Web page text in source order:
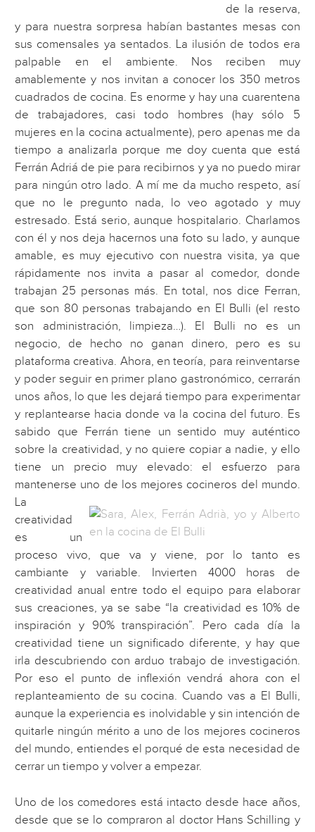
de la reserva,
y para nuestra sorpresa habían bastantes mesas con
sus comensales ya sentados. La ilusión de todos era
palpable en el ambiente. Nos reciben muy
amablemente y nos invitan a conocer los 350 metros
cuadrados de cocina. Es enorme y hay una cuarentena
de trabajadores, casi todo hombres (hay sólo 5
mujeres en la cocina actualmente), pero apenas me da
tiempo a analizarla porque me doy cuenta que está
Ferrán Adriá de pie para recibirnos y ya no puedo mirar
para ningún otro lado. A mí me da mucho respeto, así
que no le pregunto nada, lo veo agotado y muy
estresado. Está serio, aunque hospitalario. Charlamos
con él y nos deja hacernos una foto su lado, y aunque
amable, es muy ejecutivo con nuestra visita, ya que
rápidamente nos invita a pasar al comedor, donde
trabajan 25 personas más. En total, nos dice Ferran,
que son 80 personas trabajando en El Bulli (el resto
son administración, limpieza…). El Bulli no es un
negocio, de hecho no ganan dinero, pero es su
plataforma creativa. Ahora, en teoría, para reinventarse
y poder seguir en primer plano gastronómico, cerrarán
unos años, lo que les dejará tiempo para experimentar
y replantearse hacia donde va la cocina del futuro. Es
sabido que Ferrán tiene un sentido muy auténtico
sobre la creatividad, y no quiere copiar a nadie, y ello
tiene un precio muy elevado: el esfuerzo para
mantenerse uno de los mejores cocineros del mundo.
La
creatividad
es un
proceso vivo, que va y viene, por lo tanto es
cambiante y variable. Invierten 4000 horas de
creatividad anual entre todo el equipo para elaborar
sus creaciones, ya se sabe “la creatividad es 10% de
inspiración y 90% transpiración”. Pero cada día la
creatividad tiene un significado diferente, y hay que
irla descubriendo con arduo trabajo de investigación.
Por eso el punto de inflexión vendrá ahora con el
replanteamiento de su cocina. Cuando vas a El Bulli,
aunque la experiencia es inolvidable y sin intención de
quitarle ningún mérito a uno de los mejores cocineros
del mundo, entiendes el porqué de esta necesidad de
cerrar un tiempo y volver a empezar.
Uno de los comedores está intacto desde hace años,
desde que se lo compraron al doctor Hans Schilling y